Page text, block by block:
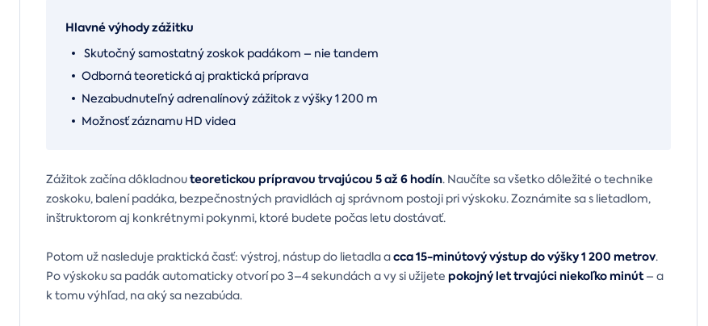
Hlavné výhody zážitku
Skutočný samostatný zoskok padákom – nie tandem
Odborná teoretická aj praktická príprava
Nezabudnuteľný adrenalínový zážitok z výšky 1 200 m
Možnosť záznamu HD videa
Zážitok začína dôkladnouteoretickou prípravou trvajúcou 5 až 6 hodín. Naučíte sa všetko dôležité o technike
zoskoku, balení padáka, bezpečnostných pravidlách aj správnom postoji pri výskoku. Zoznámite sa s lietadlom,
inštruktorom aj konkrétnymi pokynmi, ktoré budete počas letu dostávať.
Potom už nasleduje praktická časť: výstroj, nástup do lietadla acca 15-minútový výstup do výšky 1 200 metrov.
Po výskoku sa padák automaticky otvorí po 3–4 sekundách a vy si užijete pokojný let trvajúci niekoľko minút– a
k tomu výhľad, na aký sa nezabúda.